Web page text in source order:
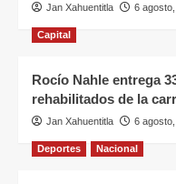
Jan Xahuentitla 6
Capital
Rocío Nahle entrega
rehabilitados de la
Jan Xahuentitla 6
Deportes Nacional